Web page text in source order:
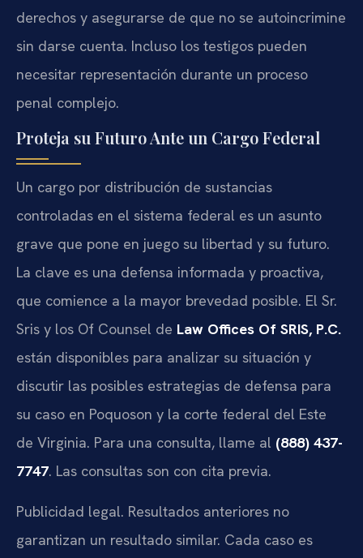
derechos y asegurarse de que no se autoincrimine
sin darse cuenta. Incluso los testigos pueden
necesitar representación durante un proceso
penal complejo.
Proteja su Futuro Ante un Cargo Federal
Un cargo por distribución de sustancias
controladas en el sistema federal es un asunto
grave que pone en juego su libertad y su futuro.
La clave es una defensa informada y proactiva,
que comience a la mayor brevedad posible. El Sr.
Sris y los Of Counsel de Law Offices Of SRIS, P.C.
están disponibles para analizar su situación y
discutir las posibles estrategias de defensa para
su caso en Poquoson y la corte federal del Este
de Virginia. Para una consulta, llame al (888) 437-
7747. Las consultas son con cita previa.
Publicidad legal. Resultados anteriores no
garantizan un resultado similar. Cada caso es